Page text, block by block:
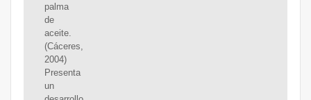
palma
de
aceite.
(Cáceres,
2004)
Presenta
un